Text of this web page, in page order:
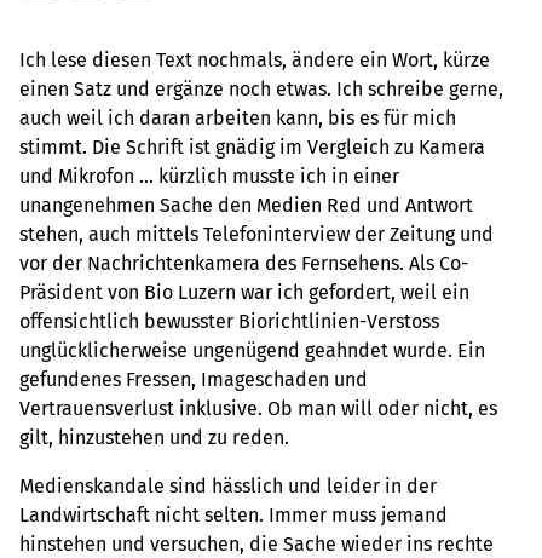
Ich lese diesen Text nochmals, ändere ein Wort, kürze
einen Satz und ergänze noch etwas. Ich schreibe gerne,
auch weil ich daran arbeiten kann, bis es für mich
stimmt. Die Schrift ist gnädig im Vergleich zu Kamera
und Mikrofon … kürzlich musste ich in einer
unangenehmen Sache den Medien Red und Antwort
stehen, auch mittels Telefoninterview der Zeitung und
vor der Nachrichtenkamera des Fernsehens. Als Co-
Präsident von Bio Luzern war ich gefordert, weil ein
offensichtlich bewusster Biorichtlinien-Verstoss
unglücklicherweise ungenügend geahndet wurde. Ein
gefundenes Fressen, Imageschaden und
Vertrauensverlust inklusive. Ob man will oder nicht, es
gilt, hinzustehen und zu reden.
Medienskandale sind hässlich und leider in der
Landwirtschaft nicht selten. Immer muss jemand
hinstehen und versuchen, die Sache wieder ins rechte